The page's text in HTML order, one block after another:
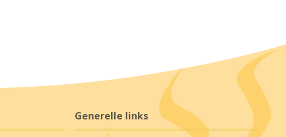
Generelle links